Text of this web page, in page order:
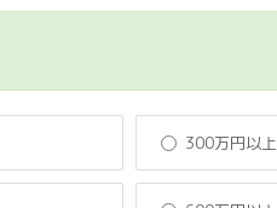
300万円以上